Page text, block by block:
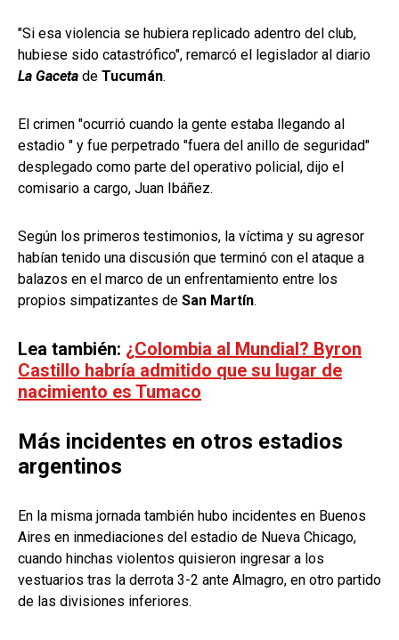
"Si esa violencia se hubiera replicado adentro del club,
hubiese sido catastrófico", remarcó el legislador al diario
La Gaceta de Tucumán.
El crimen "ocurrió cuando la gente estaba llegando al
estadio " y fue perpetrado "fuera del anillo de seguridad"
desplegado como parte del operativo policial, dijo el
comisario a cargo, Juan Ibáñez.
Según los primeros testimonios, la víctima y su agresor
habían tenido una discusión que terminó con el ataque a
balazos en el marco de un enfrentamiento entre los
propios simpatizantes de San Martín.
Lea también: ¿Colombia al Mundial? Byron
Castillo habría admitido que su lugar de
nacimiento es Tumaco
Más incidentes en otros estadios
argentinos
En la misma jornada también hubo incidentes en Buenos
Aires en inmediaciones del estadio de Nueva Chicago,
cuando hinchas violentos quisieron ingresar a los
vestuarios tras la derrota 3-2 ante Almagro, en otro partido
de las divisiones inferiores.